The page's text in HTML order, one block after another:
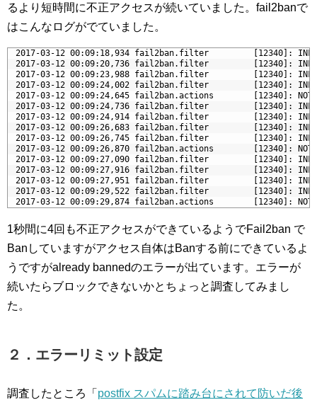
るより短時間に不正アクセスが続いていました。fail2banで
はこんなログがでていました。
2017-03-12 00:09:18,934 fail2ban.filter         [12340]:
2017-03-12 00:09:20,736 fail2ban.filter         [12340]:
2017-03-12 00:09:23,988 fail2ban.filter         [12340]:
2017-03-12 00:09:24,002 fail2ban.filter         [12340]:
2017-03-12 00:09:24,645 fail2ban.actions        [12340]:
2017-03-12 00:09:24,736 fail2ban.filter         [12340]:
2017-03-12 00:09:24,914 fail2ban.filter         [12340]:
2017-03-12 00:09:26,683 fail2ban.filter         [12340]:
2017-03-12 00:09:26,745 fail2ban.filter         [12340]:
2017-03-12 00:09:26,870 fail2ban.actions        [12340]:
2017-03-12 00:09:27,090 fail2ban.filter         [12340]:
2017-03-12 00:09:27,916 fail2ban.filter         [12340]:
2017-03-12 00:09:27,951 fail2ban.filter         [12340]:
2017-03-12 00:09:29,522 fail2ban.filter         [12340]:
2017-03-12 00:09:29,874 fail2ban.actions        [12340]:
1秒間に4回も不正アクセスができているようでFail2ban で
Banしていますがアクセス自体はBanする前にできているよ
うですがalready bannedのエラーが出ています。エラーが
続いたらブロックできないかとちょっと調査してみまし
た。
２．エラーリミット設定
調査したところ「 postfix スパムに踏み台にされて防いだ後